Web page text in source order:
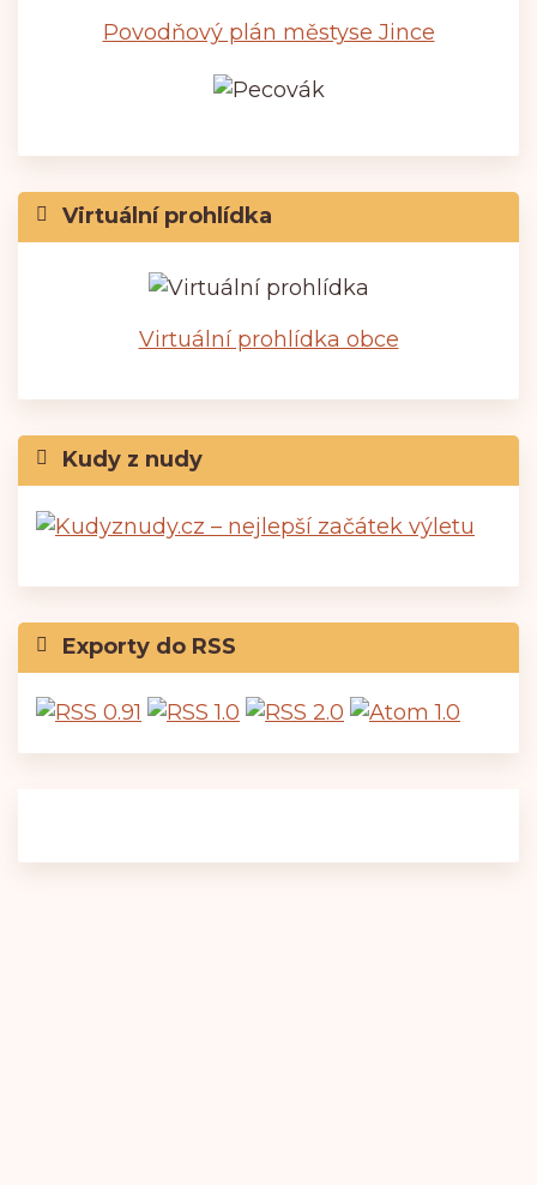
Povodňový plán městyse Jince
Virtuální prohlídka
Virtuální prohlídka obce
Kudy z nudy
Exporty do RSS